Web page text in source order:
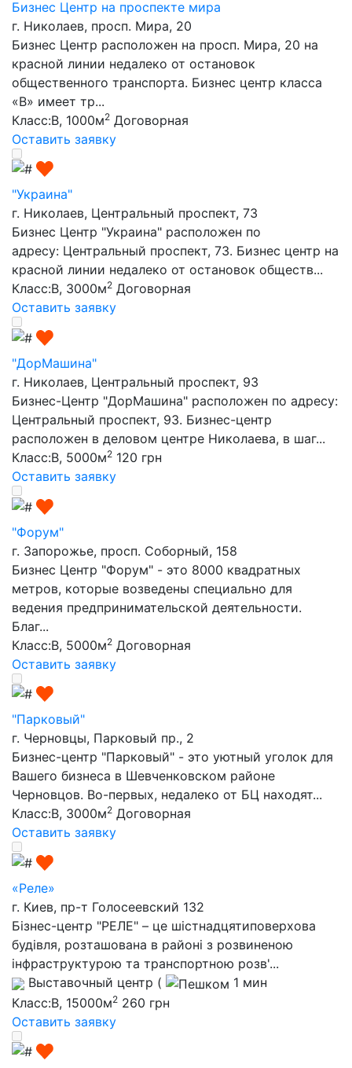
Бизнес Центр на проспекте мира
г. Николаев, просп. Мира, 20
Бизнес Центр расположен на просп. Мира, 20 на
красной линии недалеко от остановок
общественного транспорта. Бизнес центр класса
«В» имеет тр...
Класс:B, 1000м2 Договорная
Оставить заявку
"Украина"
г. Николаев, Центральный проспект, 73
Бизнес Центр "Украина" расположен по
адресу: Центральный проспект, 73. Бизнес центр на
красной линии недалеко от остановок обществ...
Класс:B, 3000м2 Договорная
Оставить заявку
"ДорМашина"
г. Николаев, Центральный проспект, 93
Бизнес-Центр "ДорМашина" расположен по адресу:
Центральный проспект, 93. Бизнес-центр
расположен в деловом центре Николаева, в шаг...
Класс:B, 5000м2 120 грн
Оставить заявку
"Форум"
г. Запорожье, просп. Соборный, 158
Бизнес Центр "Форум" - это 8000 квадратных
метров, которые возведены специально для
ведения предпринимательской деятельности.
Благ...
Класс:B, 5000м2 Договорная
Оставить заявку
"Парковый"
г. Черновцы, Парковый пр., 2
Бизнес-центр "Парковый" - это уютный уголок для
Вашего бизнеса в Шевченковском районе
Черновцов. Во-первых, недалеко от БЦ находят...
Класс:B, 3000м2 Договорная
Оставить заявку
«Реле»
г. Киев, пр-т Голосеевский 132
Бізнес-центр "РЕЛЕ" – це шістнадцятиповерхова
будівля, розташована в районі з розвиненою
інфраструктурою та транспортною розв'...
Выставочный центр (
1 мин
Класс:B, 15000м2 260 грн
Оставить заявку